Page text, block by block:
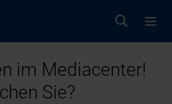
im Mediacenter!
Sie?